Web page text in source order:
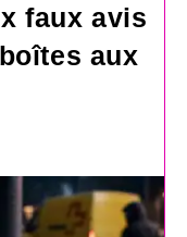
faux avis
aux